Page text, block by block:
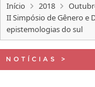
EDITAIS
INTERNACIONAL
Início 2018
II Simpósio de Gênero e
epistemologias do sul
NOTÍCIAS >